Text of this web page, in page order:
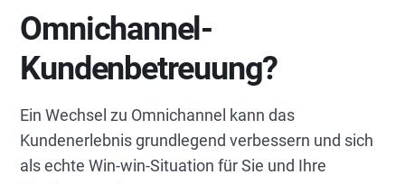
Omnichannel-
Kundenbetreuung?
Ein Wechsel zu Omnichannel kann das
Kundenerlebnis grundlegend verbessern und sich
als echte Win-win-Situation für Sie und Ihre